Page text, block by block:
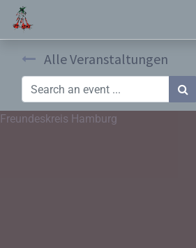
Alle Veranstaltungen
Freundeskreis Hamburg